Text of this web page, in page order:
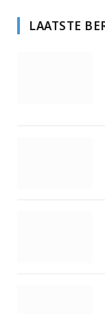
LAATSTE